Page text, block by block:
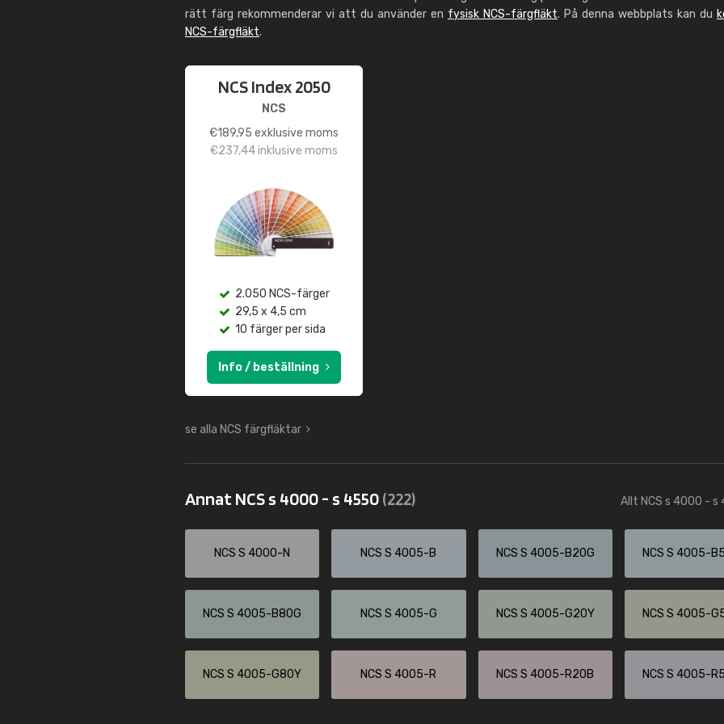
rätt färg rekommenderar vi att du använder en fysisk NCS-färgfläkt. På denna webbplats kan du
NCS-färgfläkt.
NCS Index 2050
NCS
€189,95 exklusive moms
€237,44inklusive moms
2.050 NCS-färger
29,5 x 4,5 cm
10 färger per sida
Info / beställning
se alla NCS färgfläktar
Annat NCS s 4000 - s 4550(222) Allt NCS s 4000 - s
NCS S 4000-N NCS S 4005-B NCS S 4005-B20G NCS S 4005-
NCS S 4005-B80G NCS S 4005-G NCS S 4005-G20Y NCS S 4005-
NCS S 4005-G80Y NCS S 4005-R NCS S 4005-R20B NCS S 4005-